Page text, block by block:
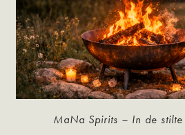
MaNa Spirits – In de